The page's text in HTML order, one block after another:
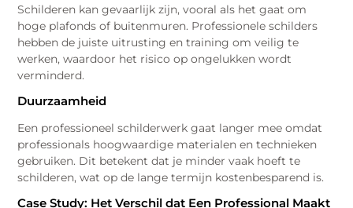
Schilderen kan gevaarlijk zijn, vooral als het gaat om
hoge plafonds of buitenmuren. Professionele schilders
hebben de juiste uitrusting en training om veilig te
werken, waardoor het risico op ongelukken wordt
verminderd.
Duurzaamheid
Een professioneel schilderwerk gaat langer mee omdat
professionals hoogwaardige materialen en technieken
gebruiken. Dit betekent dat je minder vaak hoeft te
schilderen, wat op de lange termijn kostenbesparend is.
Case Study: Het Verschil dat Een Professional Maakt